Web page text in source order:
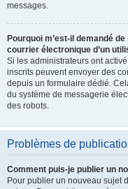
messages.
Pourquoi m’est-il demandé
courrier électronique d’un
Si les administrateurs ont
inscrits peuvent envoyer des
depuis un formulaire dédié.
du système de messagerie
des robots.
Problèmes de
Comment puis-je publier un
Pour publier un nouveau sujet